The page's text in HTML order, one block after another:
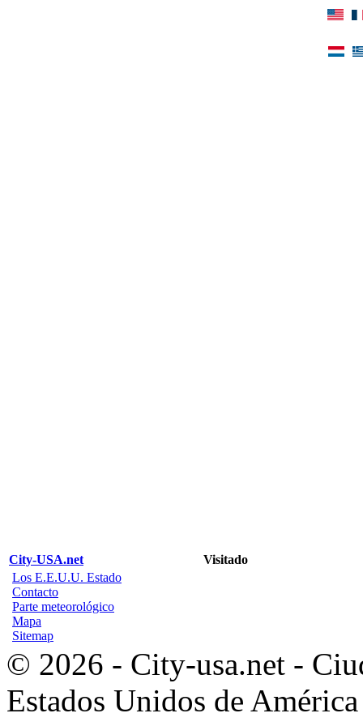
City-USA.net
Visitado
Los E.E.U.U. Estado
Contacto
Parte meteorológico
Mapa
Sitemap
© 2026 - City-usa.net -
Estados Unidos de América